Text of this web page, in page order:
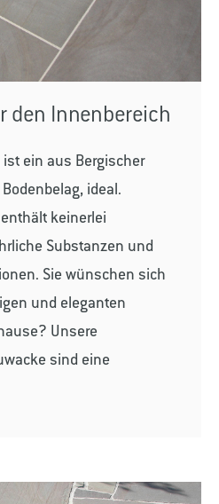
den Innenbereich
ein aus Bergischer
ideal.
keinerlei
Substanzen und
Sie wünschen sich
und eleganten
Unsere
sind eine